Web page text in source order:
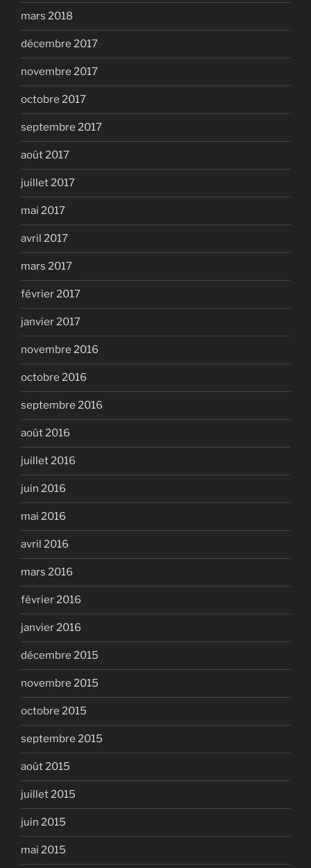
mars 2018
décembre 2017
novembre 2017
octobre 2017
septembre 2017
août 2017
juillet 2017
mai 2017
avril 2017
mars 2017
février 2017
janvier 2017
novembre 2016
octobre 2016
septembre 2016
août 2016
juillet 2016
juin 2016
mai 2016
avril 2016
mars 2016
février 2016
janvier 2016
décembre 2015
novembre 2015
octobre 2015
septembre 2015
août 2015
juillet 2015
juin 2015
mai 2015